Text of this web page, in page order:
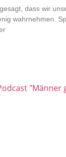
dass wir
wahrnehmen.